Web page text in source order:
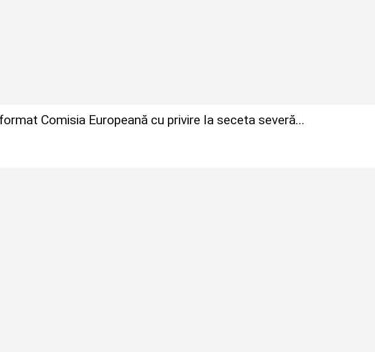
Comisia Europeană cu privire la seceta severă...